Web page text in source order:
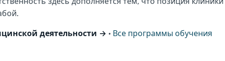
деятельности → · Все программы обучения